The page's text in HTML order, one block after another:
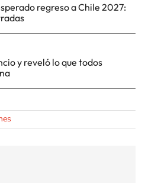
regreso a Chile 2027:
y reveló lo que todos